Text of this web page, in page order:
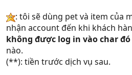
: tôi sẽ dùng pet và item của
nhận account đến khi khách
không được log in vào char đó
nào.
(**): tiền trước dịch vụ sau.